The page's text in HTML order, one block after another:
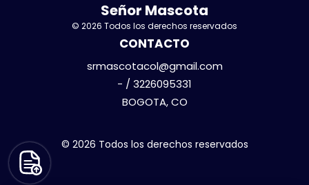
Señor Mascota
© 2026 Todos los derechos reservados
CONTACTO
srmascotacol@gmail.com
- / 3226095331
BOGOTA, CO
© 2026 Todos los derechos reservados